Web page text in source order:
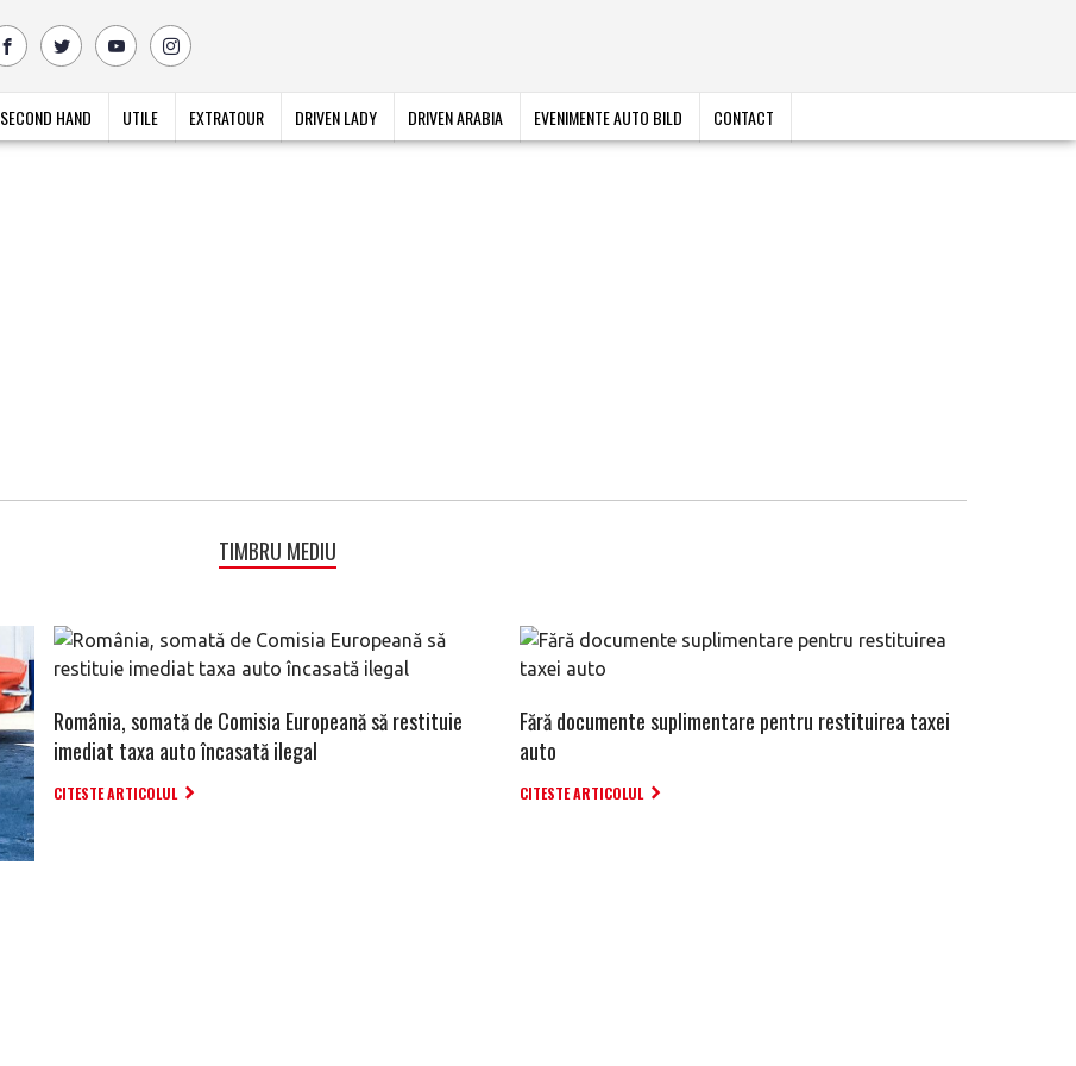
SECOND HAND UTILE EXTRATOUR DRIVEN LADY DRIVEN ARABIA EVENIMENTE AUTO BILD CONTACT
TIMBRU MEDIU
România, somată de Comisia Europeană să restituie
imediat taxa auto încasată ilegal
CITESTE ARTICOLUL
Fără documente suplimentare pentru restituirea taxei
auto
CITESTE ARTICOLUL